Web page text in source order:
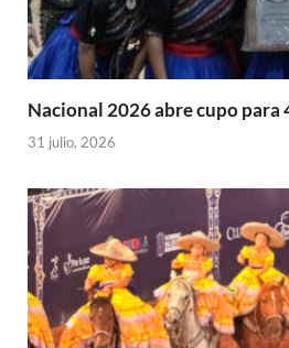
Nacional 2026 abre cupo para
31 julio, 2026